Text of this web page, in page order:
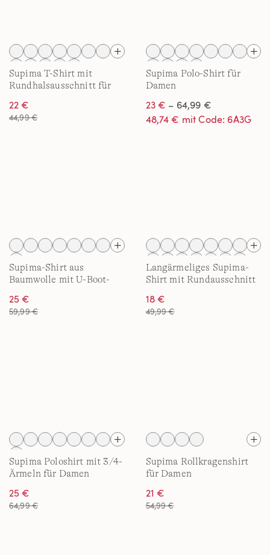
Supima T-Shirt mit
Rundhalsausschnitt für
22 €
44,99 €
Supima Polo-Shirt für
Damen
23 € – 64,99 €
48,74 € mit Code: 6A3G
Supima-Shirt aus
Baumwolle mit U-Boot-
25 €
59,99 €
Langärmeliges Supima-
Shirt mit Rundausschnitt
18 €
49,99 €
Supima Poloshirt mit 3/4-
Ärmeln für Damen
25 €
64,99 €
Supima Rollkragenshirt
für Damen
21 €
54,99 €